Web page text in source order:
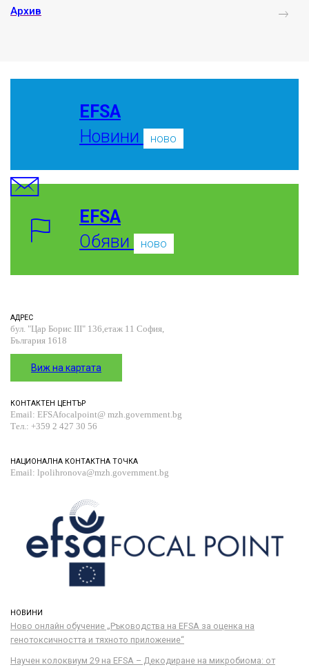
Архив
EFSA
Новини
ново
EFSA
Обяви
ново
АДРЕС
бул. "Цар Борис III" 136,етаж 11 София,
България 1618
Виж на картата
КОНТАКТЕН ЦЕНТЪР
Email: EFSAfocalpoint@ mzh.government.bg
Тел.: +359 2 427 30 56
НАЦИОНАЛНА КОНТАКТНА ТОЧКА
Email: lpolihronova@mzh.government.bg
НОВИНИ
Ново онлайн обучение „Ръководства на ЕFSA за оценка на
генотоксичността и тяхното приложение“
Научен колоквиум 29 на EFSA – Декодиране на микробиома: от